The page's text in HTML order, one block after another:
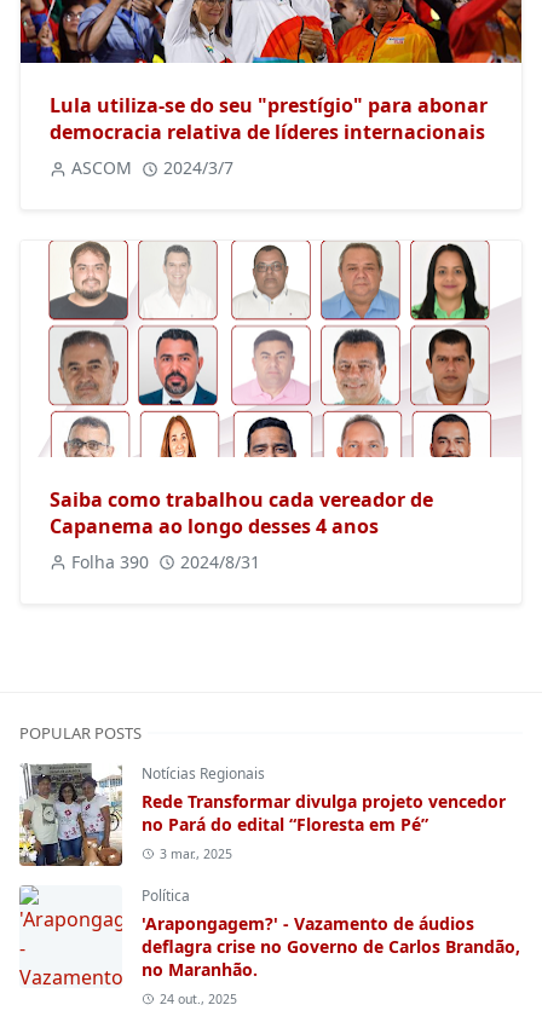
Lula utiliza-se do seu "prestígio" para abonar
democracia relativa de líderes internacionais
ASCOM 2024/3/7
Saiba como trabalhou cada vereador de
Capanema ao longo desses 4 anos
Folha 390 2024/8/31
POPULAR POSTS
Notícias Regionais
Rede Transformar divulga projeto vencedor
no Pará do edital “Floresta em Pé”
3 mar., 2025
Política
'Arapongagem?' - Vazamento de áudios
deflagra crise no Governo de Carlos Brandão,
no Maranhão.
24 out., 2025